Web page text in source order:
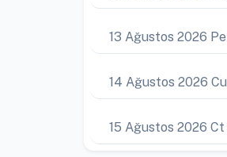
13 Ağustos 2026 Pe
14 Ağustos 2026 Cu
15 Ağustos 2026 Ct